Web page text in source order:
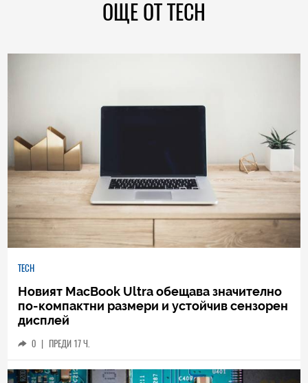
ОЩЕ ОТ TECH
TECH
Новият MacBook Ultra обещава значително
по-компактни размери и устойчив сензорен
дисплей
0 | ПРЕДИ 17 Ч.